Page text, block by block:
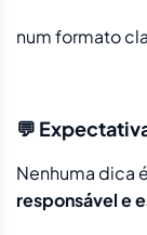
num formato
💬
Nenhuma dica
responsável e